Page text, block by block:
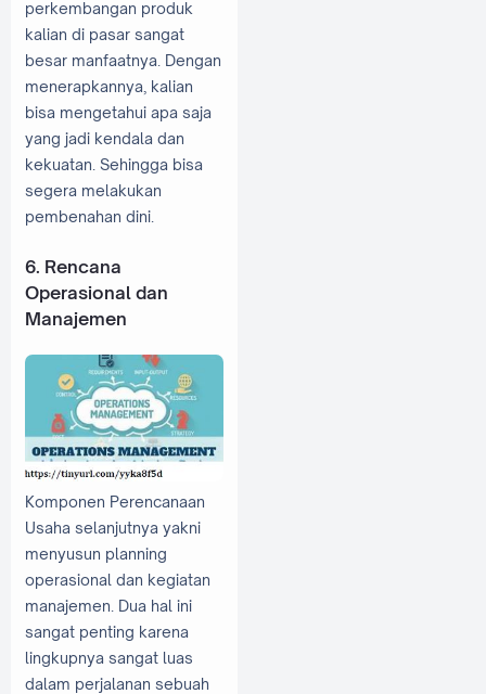
perkembangan produk
kalian di pasar sangat
besar manfaatnya. Dengan
menerapkannya, kalian
bisa mengetahui apa saja
yang jadi kendala dan
kekuatan. Sehingga bisa
segera melakukan
pembenahan dini.
6. Rencana
Operasional dan
Manajemen
Komponen Perencanaan
Usaha selanjutnya yakni
menyusun planning
operasional dan kegiatan
manajemen. Dua hal ini
sangat penting karena
lingkupnya sangat luas
dalam perjalanan sebuah